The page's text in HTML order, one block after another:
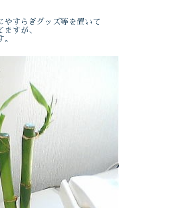
やすらぎグッズ等を置いて
ますが、